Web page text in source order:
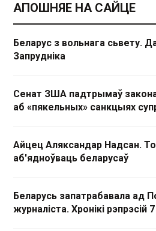
АПОШНЯЕ НА САЙЦЕ
Беларус з вольнага сьвету.
Запрудніка
Сенат ЗША падтрымаў
аб «пякельных» санкцыях
Айцец Аляксандар Надсан.
аб'ядноўваць беларусаў
Беларусь запатрабавала ад
журналіста. Хронікі рэпрэсій